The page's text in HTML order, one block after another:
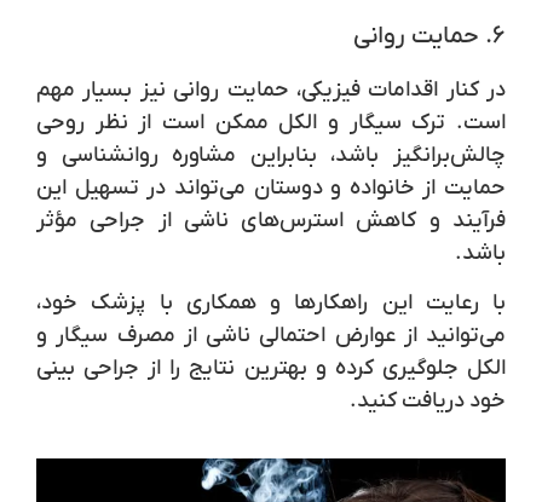
۶. حمایت روانی
در کنار اقدامات فیزیکی، حمایت روانی نیز بسیار مهم
است. ترک سیگار و الکل ممکن است از نظر روحی
چالش‌برانگیز باشد، بنابراین مشاوره روانشناسی و
حمایت از خانواده و دوستان می‌تواند در تسهیل این
فرآیند و کاهش استرس‌های ناشی از جراحی مؤثر
باشد.
با رعایت این راهکارها و همکاری با پزشک خود،
می‌توانید از عوارض احتمالی ناشی از مصرف سیگار و
الکل جلوگیری کرده و بهترین نتایج را از جراحی بینی
خود دریافت کنید.